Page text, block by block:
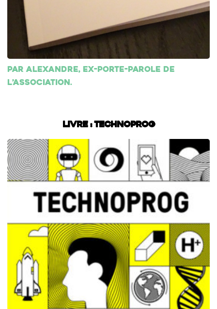
Par Alexandre, ex-porte-parole de
l’association.
Livre : Technoprog